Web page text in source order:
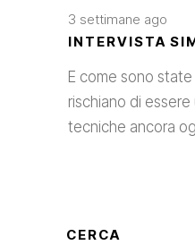
3 settimane ago
INTERVISTA
E come sono
rischiano di
tecniche ancora
CERCA